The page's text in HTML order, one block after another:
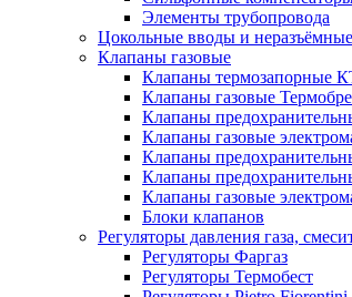
Элементы трубопровода
Цокольные вводы и
Клапаны газовые
Клапаны термозапорные
Клапаны газовые
Клапаны
Клапаны газовые
Клапаны
Клапаны
Клапаны газовые
Блоки клапанов
Регуляторы давления газа,
Регуляторы Фаргаз
Регуляторы Термобест